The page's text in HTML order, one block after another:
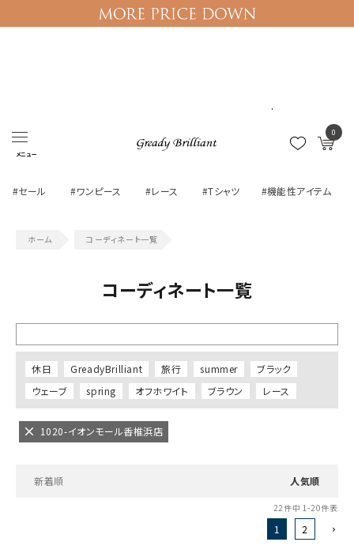
メニュー
0
#セール #ワンピース #レース #Tシャツ #機能性アイテム
コーディネート一覧
コーディネート一覧
休日 GreadyBrilliant 旅行 summer
ブラック
ウェーブ
spring オフホワイト ブラウン レース
1020-イオンモール香椎浜店
新着順 人気順
22 件中 1-20件表示
1 2